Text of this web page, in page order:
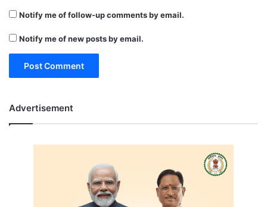
Notify me of follow-up comments by email.
Notify me of new posts by email.
Advertisement